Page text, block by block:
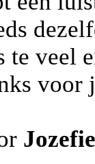
te veel
voor